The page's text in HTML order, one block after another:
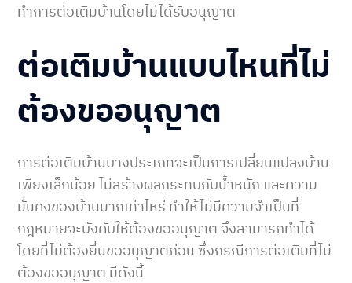
ทำการต่อเติมบ้านโดยไม่ได้รับอนุญาต
ต่อเติมบ้านแบบไหนที่ไม่
ต้องขออนุญาต
การต่อเติมบ้านบางประเภทจะเป็นการเปลี่ยนแปลงบ้าน
เพียงเล็กน้อย ไม่สร้างผลกระทบกับน้ำหนัก และความ
มั่นคงของบ้านมากเท่าไหร่ ทำให้ไม่มีความจำเป็นที่
กฎหมายจะบังคับให้ต้องขออนุญาต จึงสามารถทำได้
โดยที่ไม่ต้องยื่นขออนุญาตก่อน ซึ่งกรณีการต่อเติมที่ไม่
ต้องขออนุญาต มีดังนี้